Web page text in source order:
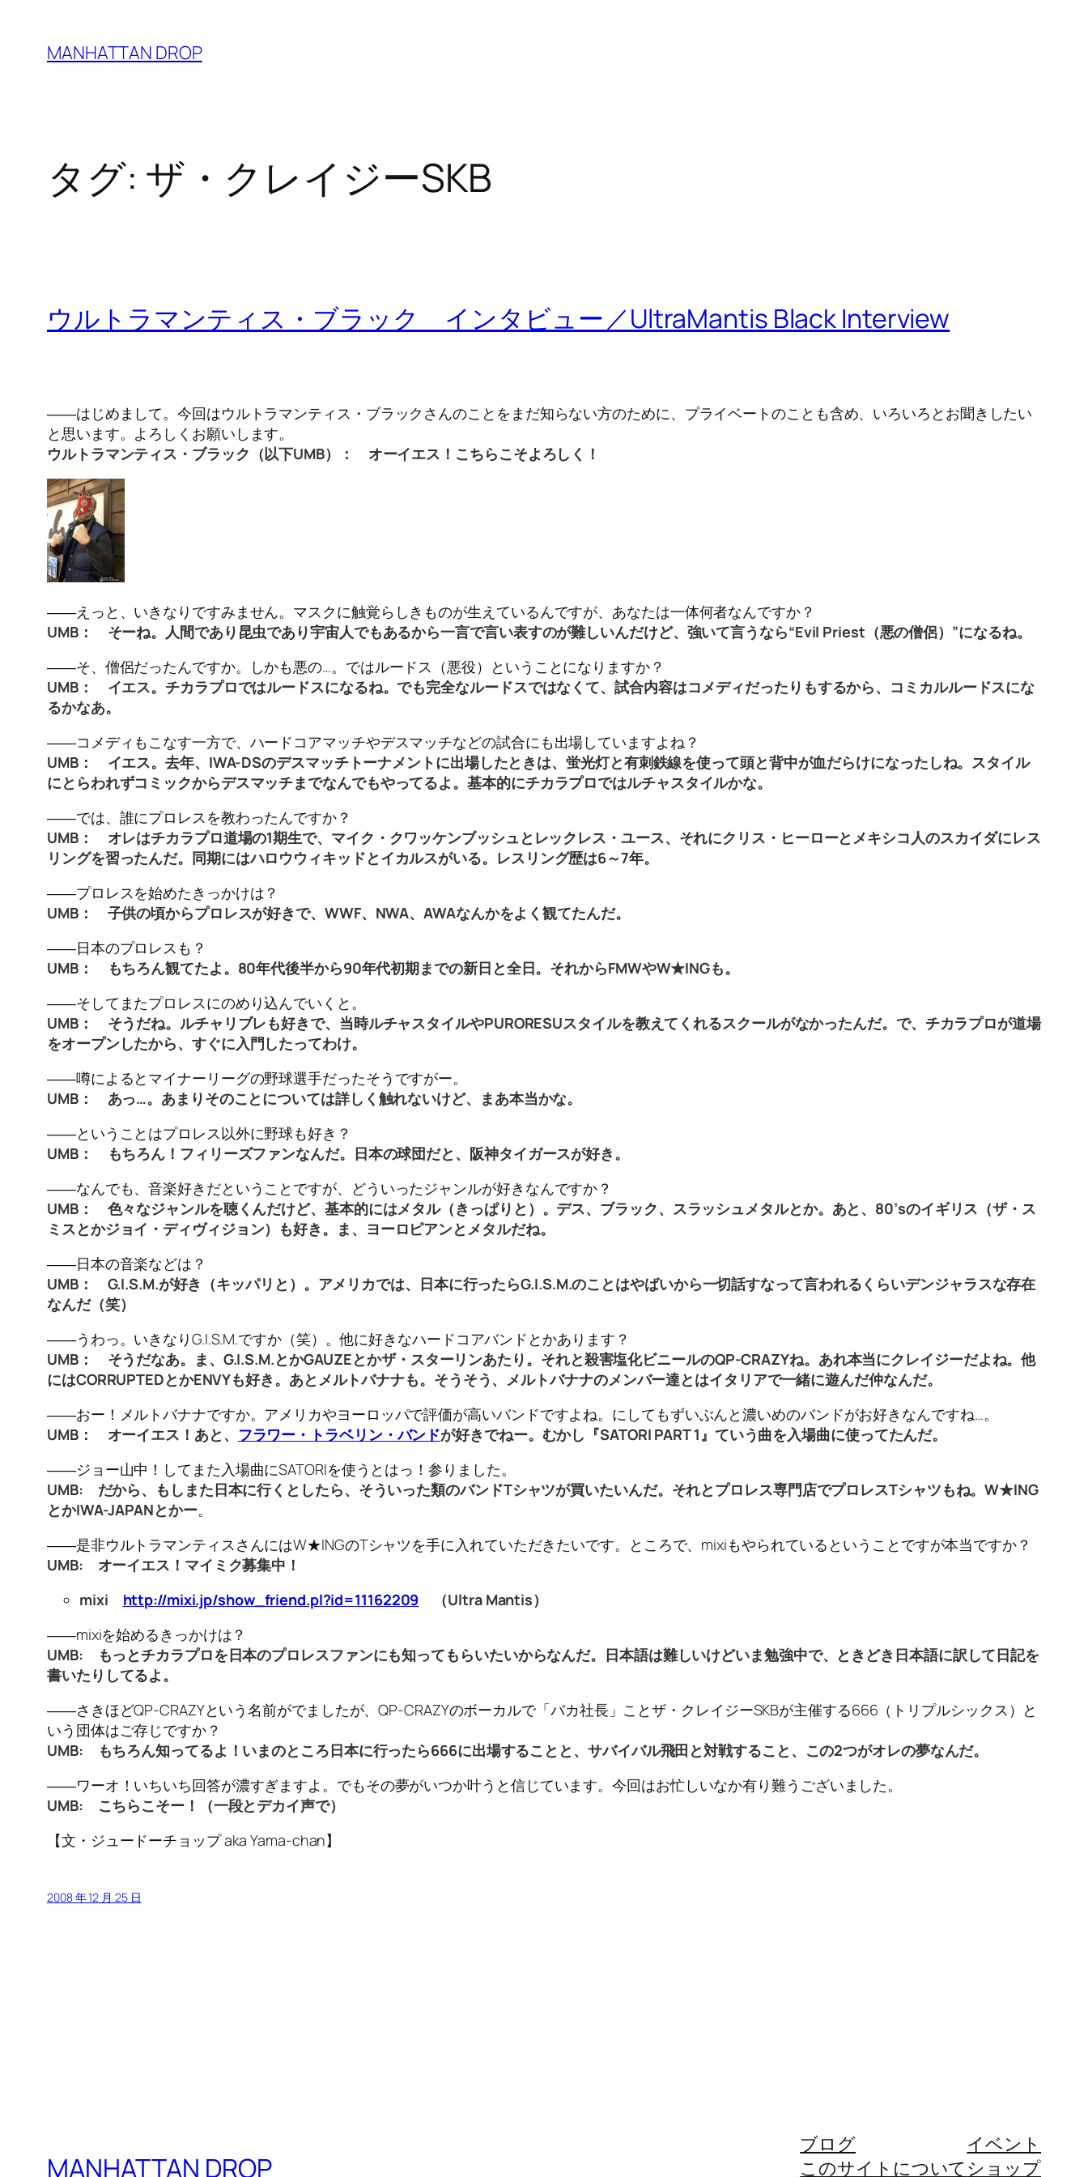
MANHATTAN DROP
タグ: ザ・クレイジーSKB
ウルトラマンティス・ブラック インタビュー／UltraMantis Black Interview
――はじめまして。今回はウルトラマンティス・ブラックさんのことをまだ知らない方のために、プライベートのことも含め、いろいろとお聞きしたい
と思います。よろしくお願いします。
ウルトラマンティス・ブラック（以下UMB）： オーイエス！こちらこそよろしく！
――えっと、いきなりですみません。マスクに触覚らしきものが生えているんですが、あなたは一体何者なんですか？
UMB： そーね。人間であり昆虫であり宇宙人でもあるから一言で言い表すのが難しいんだけど、強いて言うなら“Evil Priest（悪の僧侶）”になるね。
――そ、僧侶だったんですか。しかも悪の…。ではルードス（悪役）ということになりますか？
UMB： イエス。チカラプロではルードスになるね。でも完全なルードスではなくて、試合内容はコメディだったりもするから、コミカルルードスにな
るかなあ。
――コメディもこなす一方で、ハードコアマッチやデスマッチなどの試合にも出場していますよね？
UMB： イエス。去年、IWA-DSのデスマッチトーナメントに出場したときは、蛍光灯と有刺鉄線を使って頭と背中が血だらけになったしね。スタイル
にとらわれずコミックからデスマッチまでなんでもやってるよ。基本的にチカラプロではルチャスタイルかな。
――では、誰にプロレスを教わったんですか？
UMB： オレはチカラプロ道場の1期生で、 マイク・クワッケンブッシュとレックレス・ユース、それにクリス・ヒーローとメキシコ人のスカイダにレス
リングを習ったんだ。同期にはハロウウィキッドとイカルスがいる。レスリング歴は6～7年。
――プロレスを始めたきっかけは？
UMB： 子供の頃からプロレスが好きで、WWF、NWA、AWAなんかをよく観てたんだ。
――日本のプロレスも？
UMB： もちろん観てたよ。80年代後半から90年代初期までの新日と全日。それからFMWやW★INGも。
――そしてまたプロレスにのめり込んでいくと。
UMB： そうだね。ルチャリブレも好きで、当時ルチャスタイルやPURORESUスタイルを教えてくれるスクールがなかったんだ。で、チカラプロが道場
をオープンしたから、すぐに入門したってわけ。
――噂によるとマイナーリーグの野球選手だったそうですがー。
UMB： あっ…。あまりそのことについては詳しく触れないけど、まあ本当かな。
――ということはプロレス以外に野球も好き？
UMB： もちろん！フィリーズファンなんだ。日本の球団だと、阪神タイガースが好き。
――なんでも、音楽好きだということですが、どういったジャンルが好きなんですか？
UMB： 色々なジャンルを聴くんだけど、基本的にはメタル（きっぱりと）。デス、ブラック、スラッシュメタルとか。あと、80’sのイギリス（ザ・ス
ミスとかジョイ・ディヴィジョン）も好き。ま、ヨーロピアンとメタルだね。
――日本の音楽などは？
UMB： G.I.S.M.が好き（キッパリと）。アメリカでは、日本に行ったらG.I.S.M.のことはやばいから一切話すなって言われるくらいデンジャラスな存在
なんだ（笑）
――うわっ。いきなりG.I.S.M.ですか（笑）。他に好きなハードコアバンドとかあります？
UMB： そうだなあ。ま、G.I.S.M.とかGAUZEとかザ・スターリンあたり。それと殺害塩化ビニールのQP-CRAZYね。あれ本当にクレイジーだよね。他
にはCORRUPTEDとかENVYも好き。あとメルトバナナも。そうそう、メルトバナナのメンバー達とはイタリアで一緒に遊んだ仲なんだ。
――おー！メルトバナナですか。アメリカやヨーロッパで評価が高いバンドですよね。にしてもずいぶんと濃いめのバンドがお好きなんですね…。
UMB： オーイエス！あと、 フラワー・トラベリン・バンドが好きでねー。むかし『SATORI PART 1』ていう曲を入場曲に使ってたんだ。
――ジョー山中！してまた入場曲にSATORIを使うとはっ！参りました。
UMB: だから、もしまた日本に行くとしたら、そういった類のバンドTシャツが買いたいんだ。それとプロレス専門店でプロレスTシャツもね。W★ING
とかIWA-JAPANとかー。
――是非ウルトラマンティスさんにはW★INGのTシャツを手に入れていただきたいです。ところで、mixiもやられているということですが本当ですか？
UMB: オーイエス！マイミク募集中！
mixi http://mixi.jp/show_friend.pl?id=11162209 （Ultra Mantis）
――mixiを始めるきっかけは？
UMB: もっとチカラプロを日本のプロレスファンにも知ってもらいたいからなんだ。日本語は難しいけどいま勉強中で、ときどき日本語に訳して日記を
書いたりしてるよ。
――さきほどQP-CRAZYという名前がでましたが、QP-CRAZYのボーカルで「バカ社長」ことザ・クレイジーSKBが主催する666（トリプルシックス）と
いう団体はご存じですか？
UMB: もちろん知ってるよ！いまのところ日本に行ったら666に出場することと、サバイバル飛田と対戦すること、この2つがオレの夢なんだ。
――ワーオ！いちいち回答が濃すぎますよ。でもその夢がいつか叶うと信じています。今回はお忙しいなか有り難うございました。
UMB: こちらこそー！（一段とデカイ声で）
【文・ジュードーチョップ aka Yama-chan】
2008 年 12 月 25 日
MANHATTAN DROP
ブログ
このサイトについて
イベント
ショップ